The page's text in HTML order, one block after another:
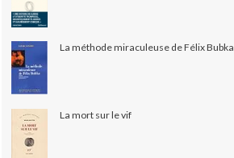
La méthode miraculeuse de Félix Bubka
La mort sur le vif